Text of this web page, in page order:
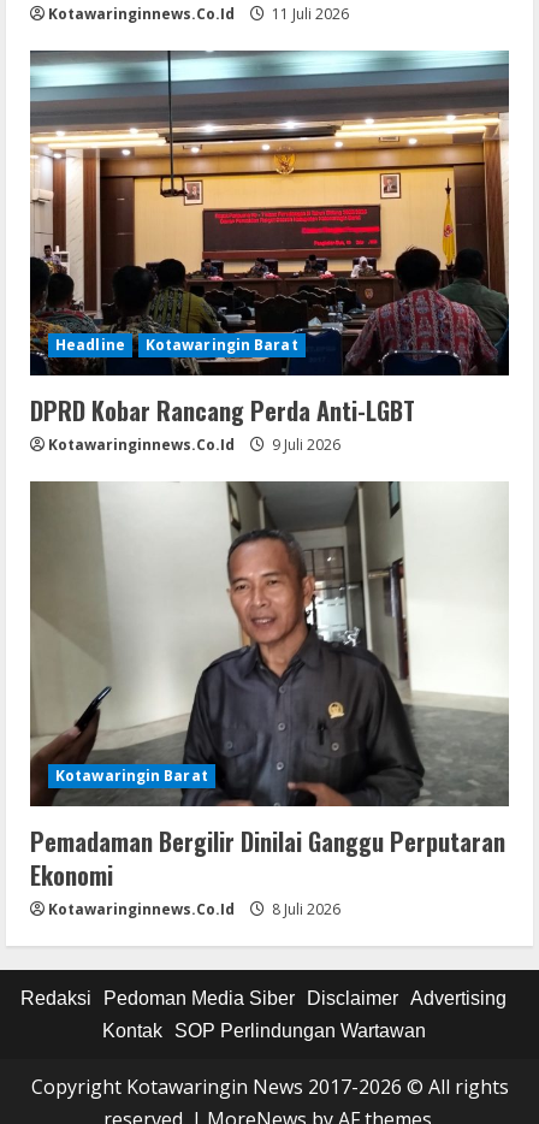
Kotawaringinnews.co.id 11 Juli 2026
Headline Kotawaringin Barat
DPRD Kobar Rancang Perda Anti-LGBT
Kotawaringinnews.co.id 9 Juli 2026
Kotawaringin Barat
Pemadaman Bergilir Dinilai Ganggu Perputaran
Ekonomi
Kotawaringinnews.co.id 8 Juli 2026
Redaksi Pedoman Media Siber Disclaimer Advertising
Kontak
SOP Perlindungan Wartawan
Copyright Kotawaringin News 2017-2026 © All rights